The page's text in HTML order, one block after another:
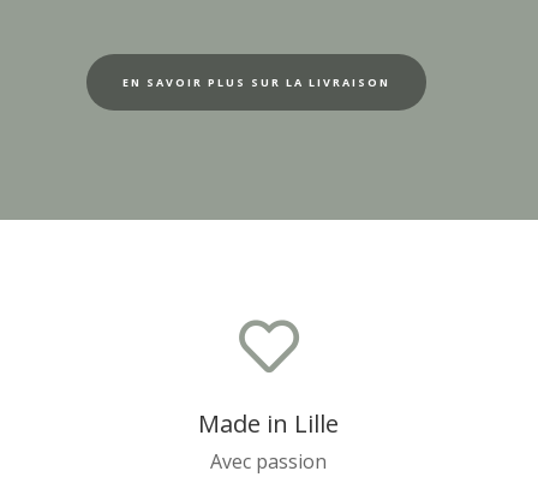
EN SAVOIR PLUS SUR LA LIVRAISON

Made in Lille
Avec passion